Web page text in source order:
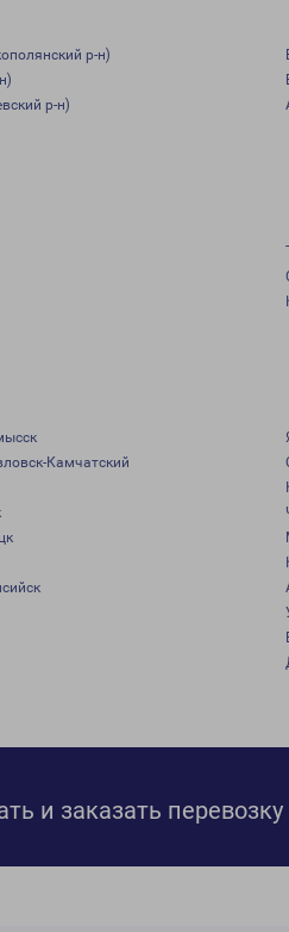
р-н)
р-н)
Камчатский
и заказать перевозку